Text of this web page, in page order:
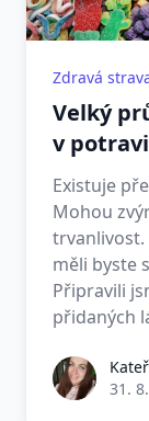
Zdravá
Velký
v
Existuje
Mohou
trvanlivost.
měli byste
Připravili
přidaných
31.